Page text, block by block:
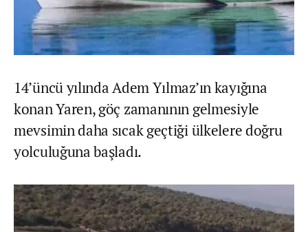
14’üncü yılında Adem Yılmaz’ın kayığına
konan Yaren, göç zamanının gelmesiyle
mevsimin daha sıcak geçtiği ülkelere doğru
yolculuğuna başladı.